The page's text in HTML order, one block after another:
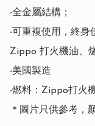
‧全金屬結構；
‧可重複使用，終
Zippo 打火機油、
‧美國製造
‧燃料：Zippo打火
＊圖片只供參考，